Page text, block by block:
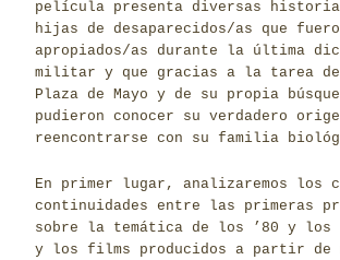
película presenta diversas
hijas de desaparecidos/as que
apropiados/as durante la última
militar y que gracias a la tarea de
Plaza de Mayo y de su propia
pudieron conocer su verdadero
reencontrarse con su familia
En primer lugar, analizaremos los
continuidades entre las primeras
sobre la temática de los ’80 y los
y los films producidos a partir de